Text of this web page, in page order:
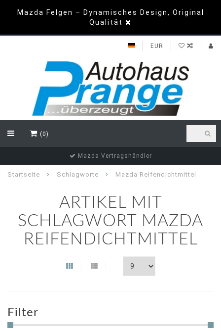
Mazda Felgen – Dynamisches Design, Original
Qualität
EUR
(0)
Mazda Vertragshändler
Startseite Schlagworte Mazda Reifendichtmittel
ARTIKEL MIT
SCHLAGWORT MAZDA
REIFENDICHTMITTEL
Filter